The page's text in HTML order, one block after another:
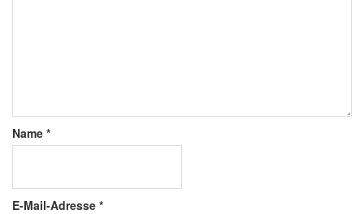
Name *
E-Mail-Adresse *